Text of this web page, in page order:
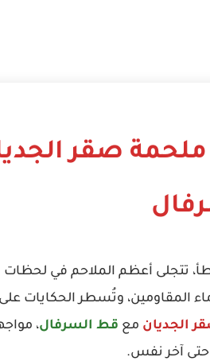
ملحمة صقر
تتجلى أعظم الملاحم في لحظات
المقاومين، وتُسطر الحكايات
الجديان مع قط السرفال،
حتى آخر نفس.